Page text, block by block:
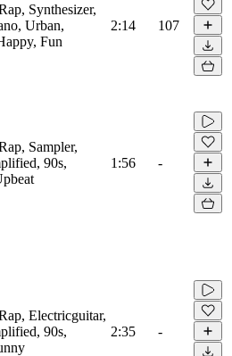
Synthesizer,
Urban,
Fun
2:14 107
Sampler,
90s,
1:56 -
Electricguitar,
90s,
2:35 -